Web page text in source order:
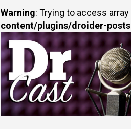
Warning: Trying to access
content/plugins/droider-